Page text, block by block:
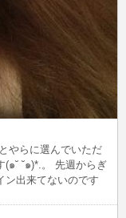
やらに選んでいただ
๑˘ ˘๑)*.。 先週からぎ
ン出来てないのです
てます＼＼